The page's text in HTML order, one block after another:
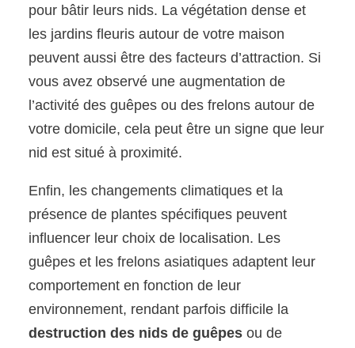
pour bâtir leurs nids. La végétation dense et
les jardins fleuris autour de votre maison
peuvent aussi être des facteurs d’attraction. Si
vous avez observé une augmentation de
l’activité des guêpes ou des frelons autour de
votre domicile, cela peut être un signe que leur
nid est situé à proximité.
Enfin, les changements climatiques et la
présence de plantes spécifiques peuvent
influencer leur choix de localisation. Les
guêpes et les frelons asiatiques adaptent leur
comportement en fonction de leur
environnement, rendant parfois difficile la
destruction des nids de guêpes ou de